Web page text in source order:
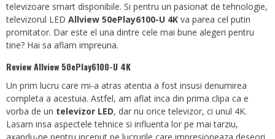
televizoare smart disponibile. Si pentru un pasionat de tehnologie,
televizorul LED Allview 50ePlay6100-U 4K va parea cel putin
promitator. Dar este el una dintre cele mai bune alegeri pentru
tine? Hai sa aflam impreuna.
Review Allview 50ePlay6100-U 4K
Un prim lucru care mi-a atras atentia a fost insusi denumirea
completa a acestuia. Astfel, am aflat inca din prima clipa ca e
vorba de un televizor LED, dar nu orice televizor, ci unul 4K.
Lasam insa aspectele tehnice si influenta lor pe mai tarziu,